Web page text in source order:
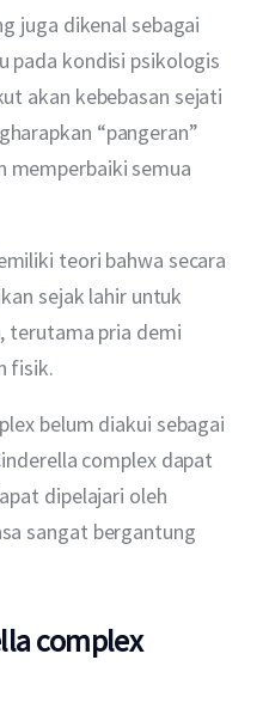
juga dikenal sebagai
pada kondisi psikologis
akan kebebasan sejati
“pangeran”
memperbaiki semua
teori bahwa secara
sejak lahir untuk
terutama pria demi
fisik.
belum diakui sebagai
complex dapat
dipelajari oleh
sangat bergantung
complex